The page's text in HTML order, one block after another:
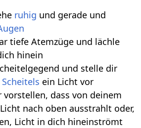
ruhig und gerade und
tiefe Atemzüge und lächle
hinein
und stelle dir
Scheitels ein Licht vor
vorstellen, dass von deinem
nach oben ausstrahlt oder,
Licht in dich hineinströmt